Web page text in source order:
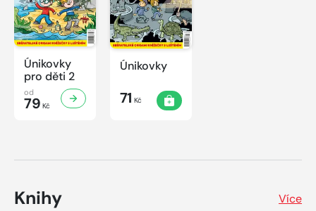
Únikovky
pro děti 2
od
79 Kč
Únikovky
71 Kč
Knihy Více